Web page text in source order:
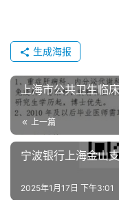
生成海报
上海市公共卫生临
上一篇
宁波银行上海金山
2025年1月17日 下午3:01